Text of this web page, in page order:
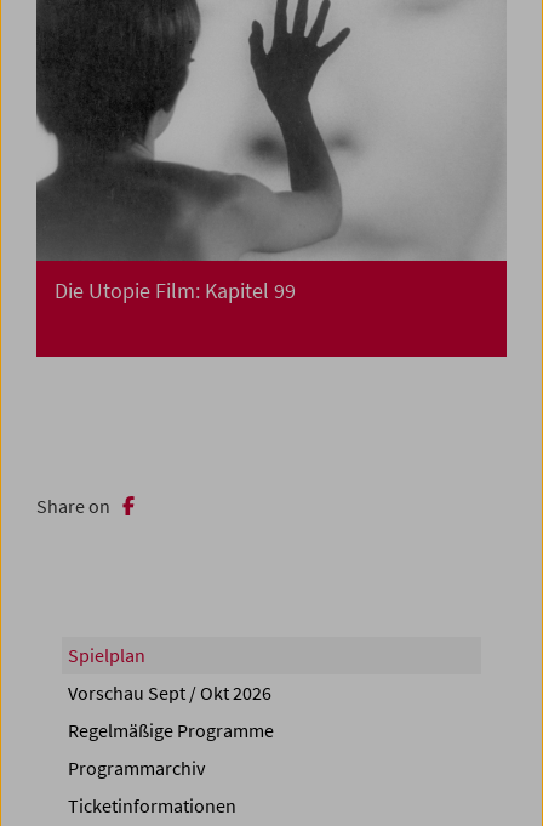
Die Utopie Film: Kapitel 99
Share on
Spielplan
Vorschau Sept / Okt 2026
Regelmäßige Programme
Programmarchiv
Ticketinformationen